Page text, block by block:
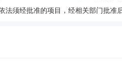
须经批准的项目，经相关部门批准